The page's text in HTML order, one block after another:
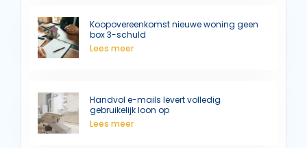
Koopovereenkomst nieuwe woning geen
box 3-schuld
Lees meer
Handvol e-mails levert volledig
gebruikelijk loon op
Lees meer